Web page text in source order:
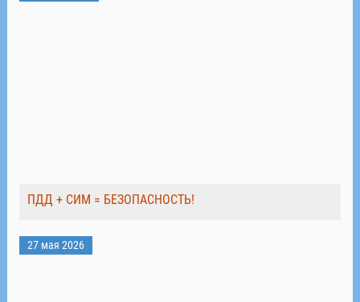
ПДД + СИМ = БЕЗОПАСНОСТЬ!
27 мая 2026